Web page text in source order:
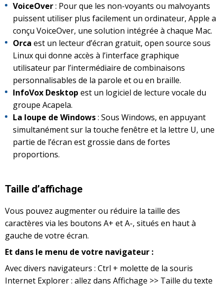
VoiceOver: Pour que les non-voyants ou malvoyants
puissent utiliser plus facilement un ordinateur, Apple a
conçu VoiceOver, une solution intégrée à chaque Mac.
Orca est un lecteur d’écran gratuit, open source sous
Linux qui donne accès à l’interface graphique
utilisateur par l’intermédiaire de combinaisons
personnalisables de la parole et ou en braille.
InfoVox Desktop est un logiciel de lecture vocale du
groupe Acapela.
La loupe de Windows: Sous Windows, en appuyant
simultanément sur la touche fenêtre et la lettre U, une
partie de l’écran est grossie dans de fortes
proportions.
Taille d’affichage
Vous pouvez augmenter ou réduire la taille des
caractères via les boutons A+ et A-, situés en haut à
gauche de votre écran.
Et dans le menu de votre navigateur :
Avec divers navigateurs : Ctrl + molette de la souris
Internet Explorer : allez dans Affichage >> Taille du texte